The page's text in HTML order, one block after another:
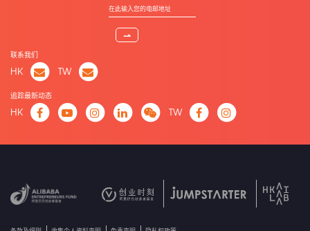
⇀
联系我们
HK TW
追踪最新动态
HK TW